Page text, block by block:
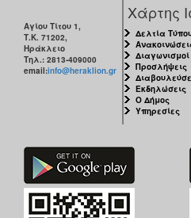
Αγίου Τίτου 1,
Τ.Κ. 71202,
Ηράκλειο
Τηλ.: 2813-409000
email:info@heraklion.gr
Χάρτης
Δελτία
Διαγωνισμοί
Προσλήψεις
Εκδηλώσεις
Ο Δήμος
Υπηρεσίες